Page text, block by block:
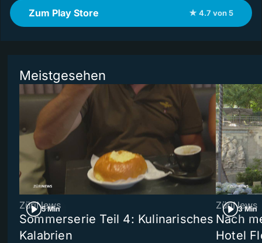
Zum Play Store ★ 4.7 von 5
Meistgesehen
5 Min
ZüriNews
Sommerserie Teil 4: Kulinarisches
Kalabrien
3 Min
ZüriNews
Nach
Hotel